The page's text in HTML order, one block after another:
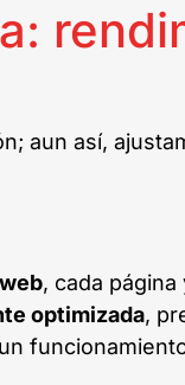
aun así,
, cada
optimizada,